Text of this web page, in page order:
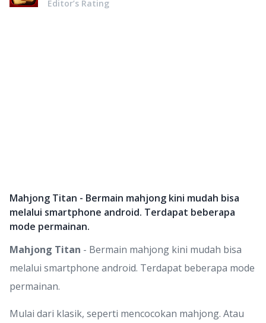
Editor’s Rating
Mahjong Titan - Bermain mahjong kini mudah bisa
melalui smartphone android. Terdapat beberapa
mode permainan.
Mahjong Titan - Bermain mahjong kini mudah bisa
melalui smartphone android. Terdapat beberapa mode
permainan.
Mulai dari klasik, seperti mencocokan mahjong. Atau